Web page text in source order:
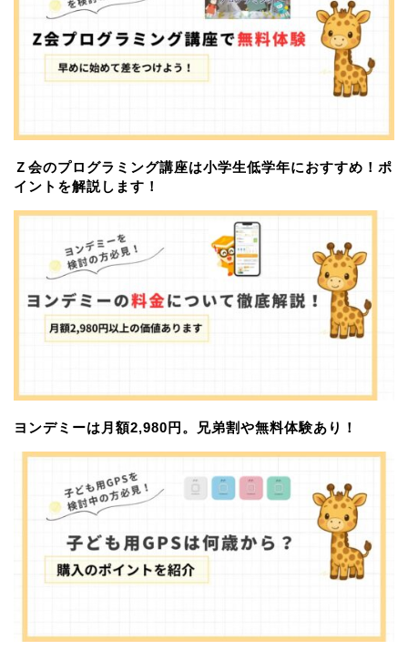
Ｚ会のプログラミング講座は小学生低学年におすすめ！ポ
イントを解説します！
ヨンデミーは月額2,980円。兄弟割や無料体験あり！